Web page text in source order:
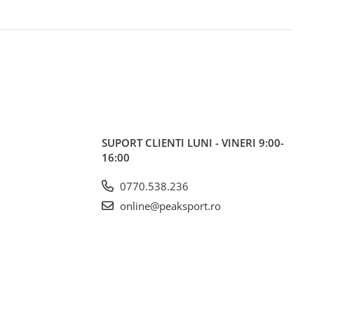
SUPORT CLIENTI LUNI - VINERI 9:00-
16:00
0770.538.236
online@peaksport.ro